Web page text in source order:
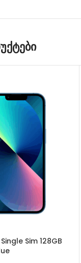
Sim 128GB